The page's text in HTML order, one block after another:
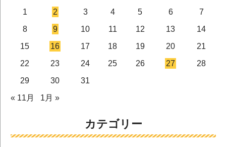
1
2 3 4 5 6
7
8
9 10 11 12 13
14
15
16 17 18 19 20
21
22
23 24 25 26 27
28
29
30
31
« 11月
1月 »
カテゴリー